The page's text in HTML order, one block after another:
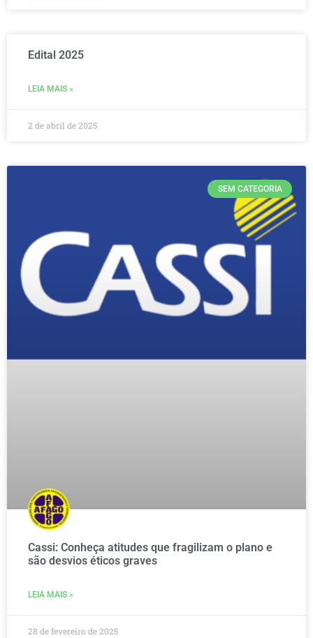
Edital 2025
LEIA MAIS »
2 de abril de 2025
SEM CATEGORIA
Cassi: Conheça atitudes que fragilizam o plano e
são desvios éticos graves
LEIA MAIS »
28 de fevereiro de 2025